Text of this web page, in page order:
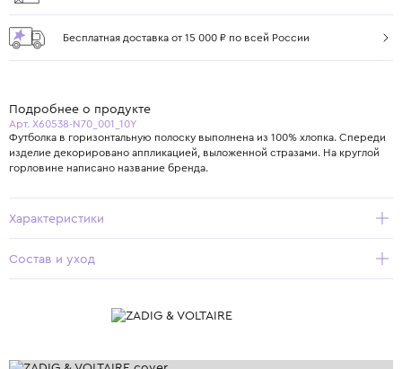
Бесплатная доставка от 15 000 ₽ по всей России
Подробнее о продукте
Арт. X60538-N70_001_10Y
Футболка в горизонтальную полоску выполнена из 100% хлопка. Спереди
изделие декорировано аппликацией, выложенной стразами. На круглой
горловине написано название бренда.
Характеристики
Состав и уход